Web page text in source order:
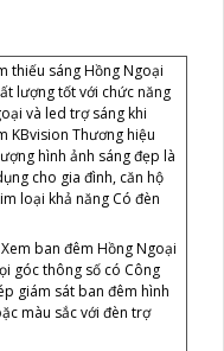
thiếu sáng Hồng Ngoại
lượng tốt với chức năng
và led trợ sáng khi
KBvision Thương hiệu
hình ảnh sáng đẹp là
cho gia đình, căn hộ
loại khả năng Có đèn
ban đêm Hồng Ngoại
góc thông số có Công
giám sát ban đêm hình
màu sắc với đèn trợ